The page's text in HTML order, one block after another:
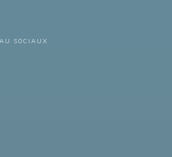
SOCIAUX.